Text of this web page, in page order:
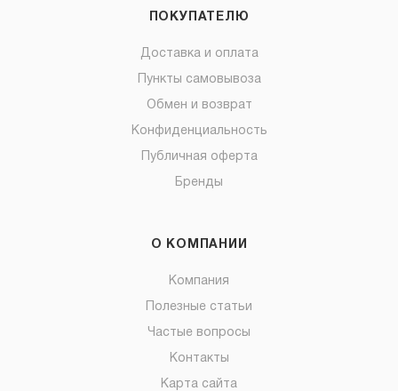
ПОКУПАТЕЛЮ
Доставка и оплата
Пункты самовывоза
Обмен и возврат
Конфиденциальность
Публичная оферта
Бренды
О КОМПАНИИ
Компания
Полезные статьи
Частые вопросы
Контакты
Карта сайта